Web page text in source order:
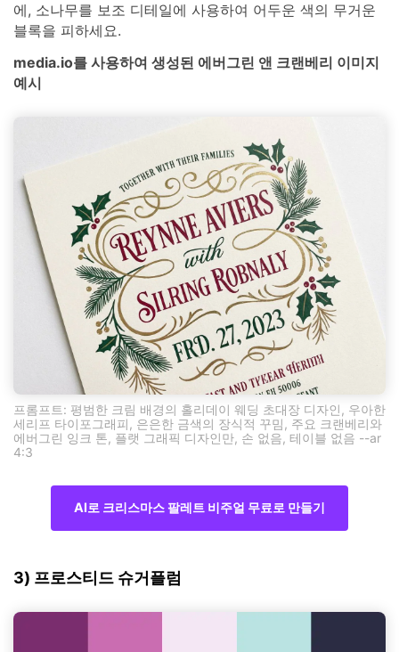
에, 소나무를 보조 디테일에 사용하여 어두운 색의 무거운
블록을 피하세요.
media.io를 사용하여 생성된 에버그린 앤 크랜베리 이미지
예시
프롬프트: 평범한 크림 배경의 홀리데이 웨딩 초대장 디자인, 우아한
세리프 타이포그래피, 은은한 금색의 장식적 꾸밈, 주요 크랜베리와
에버그린 잉크 톤, 플랫 그래픽 디자인만, 손 없음, 테이블 없음 --ar
4:3
AI로 크리스마스 팔레트 비주얼 무료로 만들기
3) 프로스티드 슈거플럼